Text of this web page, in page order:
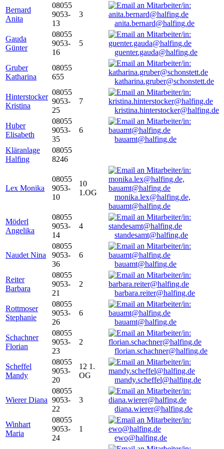
Bernard
Anita
08055
9053-
13
3
anita.bernard@halfing.de
Gauda
Günter
08055
9053-
16
5
guenter.gauda@halfing.de
Gruber
Katharina
08055
655
katharina.gruber@schonstett.de
Hinterstocker
Kristina
08055
9053-
25
7
kristina.hinterstocker@halfing.de
Huber
Elisabeth
08055
9053-
35
6
bauamt@halfing.de
Kläranlage
Halfing
08055
8246
Lex Monika
08055
9053-
10
10
1.OG
monika.lex@halfing.de,
bauamt@halfing.de
Möderl
Angelika
08055
9053-
14
4
standesamt@halfing.de
Naudet Nina
08055
9053-
36
6
bauamt@halfing.de
Reiter
Barbara
08055
9053-
21
2
barbara.reiter@halfing.de
Rottmoser
Stephanie
08055
9053-
26
6
bauamt@halfing.de
Schachner
Florian
08055
9053-
23
2
florian.schachner@halfing.de
Scheffel
Mandy
08055
9053-
20
12 1.
OG
mandy.scheffel@halfing.de
Wierer Diana
08055
9053-
22
3
diana.wierer@halfing.de
Winhart
Maria
08055
9053-
24
1
ewo@halfing.de